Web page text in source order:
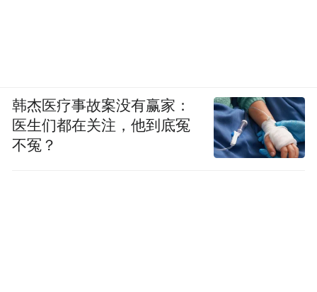
韩杰医疗事故案没有赢家：
医生们都在关注，他到底冤
不冤？